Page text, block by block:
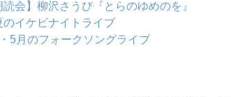
読会】柳沢さうび『とらのゆめのを』
のイケビナイトライブ
5月のフォークソングライブ